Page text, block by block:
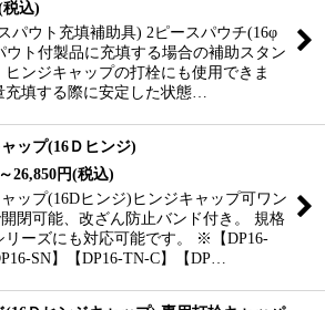
税込)
パウト充填補助具) 2ピースパウチ(16φ
ウト付製品に充填する場合の補助スタン
ヒンジキャップの打栓にも使用できま
充填する際に安定した状態…
ップ(16Ｄヒンジ)
～26,850円(税込)
ップ(16Dヒンジ)ヒンジキャップ可ワン
閉可能、改ざん防止バンド付き。 規格
リーズにも対応可能です。 ※【DP16-
SN】【DP16-TN-C】【DP…